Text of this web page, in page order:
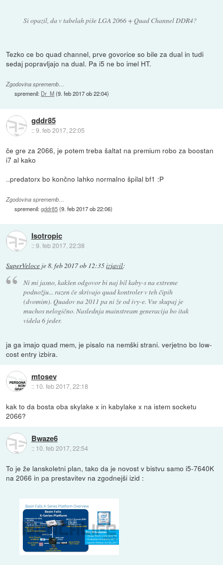
Si opazil, da v tabelah piše LGA 2066 + Quad Channel DDR4?
Tezko ce bo quad channel, prve govorice so bile za dual in tudi
sedaj popravljajo na dual. Pa i5 ne bo imel HT.
Zgodovina sprememb…
spremenil: Dr_M(9. feb 2017 ob 22:04)
gddr85
::9. feb 2017, 22:05
če gre za 2066, je potem treba šaltat na premium robo za boostan
i7 al kako
..predatorx bo končno lahko normalno špilal bf1 :P
Zgodovina sprememb…
spremenil:gddr85(9. feb 2017 ob 22:06)
Isotropic
::9. feb 2017, 22:38
SuperVeloce je8. feb 2017 ob 12:35izjavil:
Ni mi jasno, kakšen odgovor bi naj bil kaby-s na extreme
podnožju... razen če skrivajo quad kontroler v teh čipih
(dvomim). Quadov na 2011 pa ni že od ivy-e. Vse skupaj je
muchos nelogično. Naslednja mainstream generacija bo itak
videla 6 jeder.
ja ga imajo quad mem, je pisalo na nemški strani. verjetno bo low-
cost entry izbira.
mtosev
:: 10. feb 2017, 22:18
kak to da bosta oba skylake x in kabylake x na istem socketu
2066?
Bwaze6
:: 10. feb 2017, 22:54
To je že lanskoletni plan, tako da je novost v bistvu samo i5-7640K
na 2066 in pa prestavitev na zgodnejši izid :